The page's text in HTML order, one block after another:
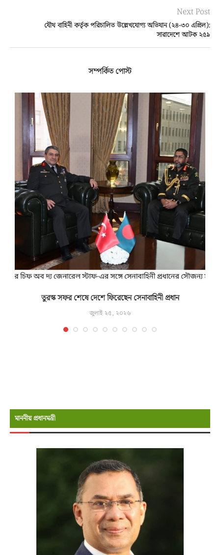
Next Post
যৌথ বাহিনী কর্তৃক পরিচালিত উল্লেখযোগ্য অভিযান (২৪-৩০ এপ্রিল):
সারাদেশে আটক ২৫৯
সম্পর্কিত পোস্ট
তুরস্ক সফর শেষে দেশে ফিরেছেন সেনাবাহিনী প্রধান
জুলাই ২৫, ২০২৬
মাননীয় প্রধানমন্রী